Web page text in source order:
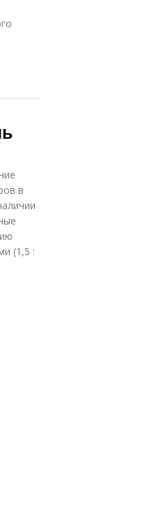
в
(1,5 :